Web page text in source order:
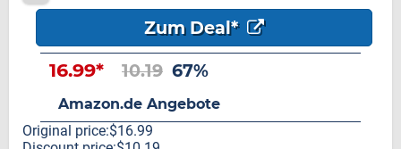
Zum Deal*
16.99* 10.19 67%
Amazon.de Angebote
Original price:$16.99